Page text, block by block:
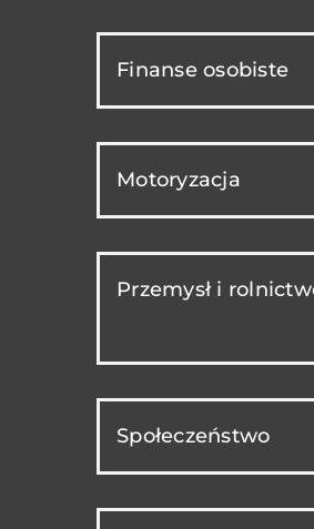
Finanse osobiste
Motoryzacja
Przemysł i
Społeczeństwo